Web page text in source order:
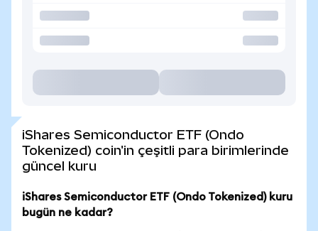
iShares Semiconductor ETF (Ondo
Tokenized) coin'in çeşitli para birimlerinde
güncel kuru
iShares Semiconductor ETF (Ondo Tokenized) kuru
bugün ne kadar?